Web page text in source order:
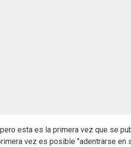
esta es la primera vez que se
vez es posible "adentrarse en